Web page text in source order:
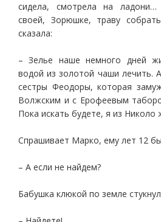
сидела, смотрела на
своей, Зорюшке, траву
сказала:
– Зелье наше немного дней
водой из золотой чаши лечить.
сестры Феодоры, которая
Волжским и с Ерофеевым
Пока искать будете, я из Николо
Спрашивает Марко, ему лет 12
– А если не найдем?
Бабушка клюкой по земле